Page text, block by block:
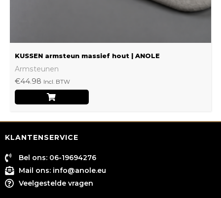
KUSSEN armsteun massief hout | ANOLE
Armsteunen
€44.98 Incl. BTW
KLANTENSERVICE
Bel ons: 06-19694276
Mail ons: info@anole.eu
Veelgestelde vragen